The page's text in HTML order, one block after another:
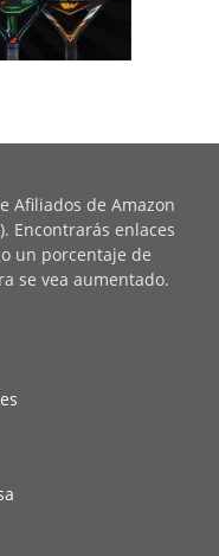
Afiliados de Amazon
Encontrarás enlaces
un porcentaje de
se vea aumentado.